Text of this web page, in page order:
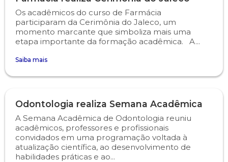
Os acadêmicos do curso de Farmácia
participaram da Cerimônia do Jaleco, um
momento marcante que simboliza mais uma
etapa importante da formação acadêmica. A...
Saiba mais
Odontologia realiza Semana Acadêmica
A Semana Acadêmica de Odontologia reuniu
acadêmicos, professores e profissionais
convidados em uma programação voltada à
atualização científica, ao desenvolvimento de
habilidades práticas e ao...